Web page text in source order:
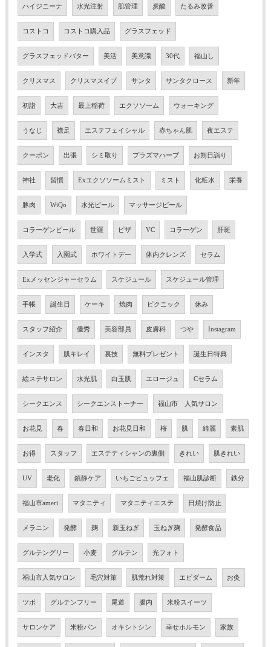
ハイジニーナ 水光注射 肌管理 炭酸 たるみ改善
コストコ コストコ購入品 グラスフェッド
グラスフェッドバター 美活 美意識 30代 福山し
クリスマス クリスマスイブ サンタ サンタクロース 新年
初詣 大吉 最上稲荷 エクソソーム ウォーキング
うなじ 襟足 エステフェイシャル 赤ちゃん肌 夜エステ
クーポン 出張 シミ取り プラズマハーブ お朔日詣り
神社 習慣 Exエクソソームミスト ミスト 化粧水 栄養
豚肉 WiQo 水光ピール マッサージピール
コラーゲンピール 世羅 ピザ VC コラーゲン 肝斑
入学式 入園式 ホワイトデー 体内クレンズ セラム
Exメッセンジャーセラム スケジュール スケジュール管理
手帳 誕生日 ケーキ 焼肉 ピクニック 休み
スタッフ紹介 優秀 美容部員 皮膚科 つや Instagram
インスタ 肌キレイ 裏技 無料プレゼント 誕生日特典
絵ステサロン 水光肌 白玉肌 エロージュ Cセラム
シークエンス シークエンストーナー 福山市 人気サロン
お花見 春 春日和 お花見日和 桜 肌 綺麗 素肌
お得 スタッフ エステティシャンの裏側 きれい 肌きれい
UV 老化 鎮静ケア いちごビュッフェ 福山肌診断 鉄分
福山市ameri マタニティ マタニティエステ 日焼け防止
メラニン 発酵 麹 新玉ねぎ 玉ねぎ麹 発酵食品
グルテングリー 小麦 グルテン 光フォト
福山市人気サロン 毛穴対策 肌荒れ対策 エピダーム お灸
ツボ グルテンフリー 尾道 腸内 米粉スイーツ
サロンケア 米粉パン オキシトシン 幸せホルモン 家族